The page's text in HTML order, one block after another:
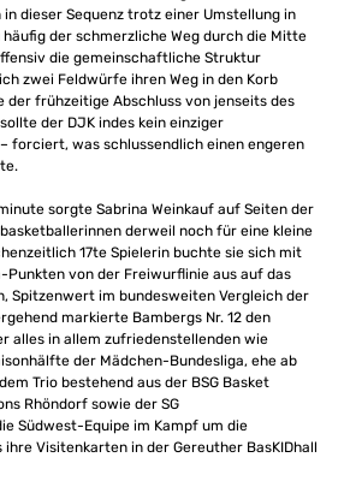
dieser Sequenz trotz einer Umstellung in
der schmerzliche Weg durch die Mitte
die gemeinschaftliche Struktur
zwei Feldwürfe ihren Weg in den Korb
der frühzeitige Abschluss von jenseits des
der DJK indes kein einziger
forciert, was schlussendlich einen engeren
sorgte Sabrina Weinkauf auf Seiten der
derweil noch für eine kleine
17te Spielerin buchte sie sich mit
Punkten von der Freiwurflinie aus auf das
Spitzenwert im bundesweiten Vergleich der
markierte Bambergs Nr. 12 den
alles in allem zufriedenstellenden wie
der Mädchen-Bundesliga, ehe ab
Trio bestehend aus der BSG Basket
Rhöndorf sowie der SG
Südwest-Equipe im Kampf um die
Visitenkarten in der Gereuther BasKIDhall